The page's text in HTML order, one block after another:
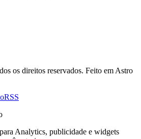
os direitos reservados. Feito em Astro
RSS
Analytics, publicidade e widgets